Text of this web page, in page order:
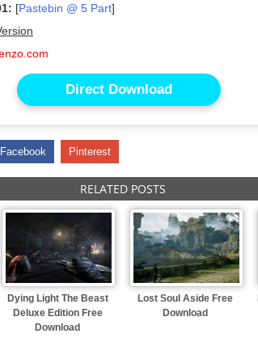
[Pastebin @ 5 Part]
Direct Download
Facebook Pinterest
RELATED POSTS
Dying Light The Beast
Deluxe Edition Free
Download
Lost Soul Aside Free
Download